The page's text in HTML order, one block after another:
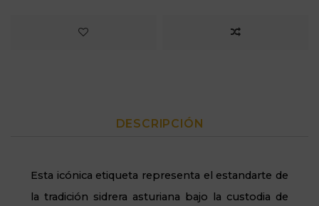
DESCRIPCIÓN
Esta icónica etiqueta representa el estandarte de
la tradición sidrera asturiana bajo la custodia de